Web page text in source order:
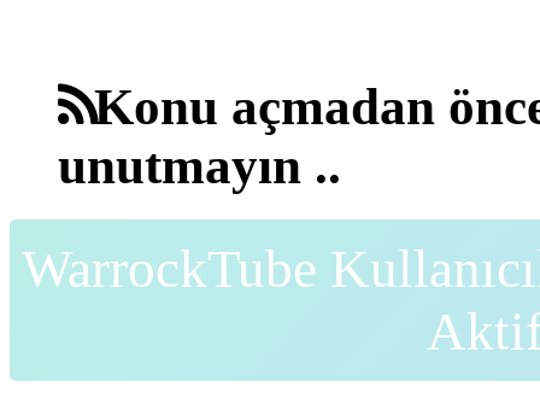
Konu açmadan
unutmayın ..
WarrockTube